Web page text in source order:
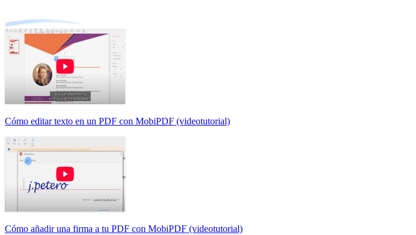
Cómo editar texto en un PDF con MobiPDF (videotutorial)
Cómo añadir una firma a tu PDF con MobiPDF (videotutorial)